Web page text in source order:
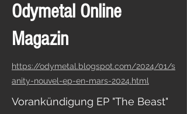
Odymetal Online
Magazin
https://odymetal.blogspot.com/2024/01/s
anity-nouvel-ep-en-mars-2024.html
Vorankündigung EP "The Beast"